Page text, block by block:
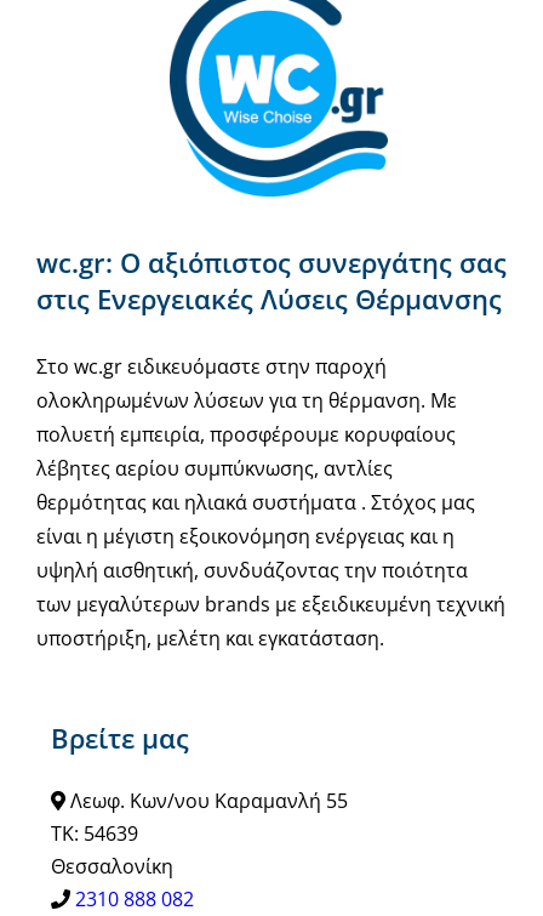
Βρείτε μας
Λεωφ. Κων/νου Καραμανλή 55
ΤΚ: 54639
Θεσσαλονίκη
2310 888 082
wc.gr: Ο αξιόπιστος συνεργάτης σας
στις Ενεργειακές Λύσεις Θέρμανσης
Στο wc.gr ειδικευόμαστε στην παροχή
ολοκληρωμένων λύσεων για τη θέρμανση. Με
πολυετή εμπειρία, προσφέρουμε κορυφαίους
λέβητες αερίου συμπύκνωσης, αντλίες
θερμότητας και ηλιακά συστήματα . Στόχος μας
είναι η μέγιστη εξοικονόμηση ενέργειας και η
υψηλή αισθητική, συνδυάζοντας την ποιότητα
των μεγαλύτερων brands με εξειδικευμένη τεχνική
υποστήριξη, μελέτη και εγκατάσταση.